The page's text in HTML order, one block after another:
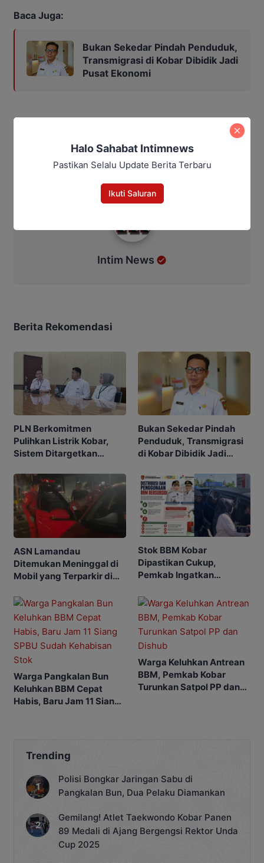
Baca Juga:
Bukan Sekedar Pindah Penduduk,
Transmigrasi di Kobar Dibidik Jadi
Pusat Ekonomi
Intim News
Berita Rekomendasi
PLN Berkomitmen
Pulihkan Listrik Kobar,
Sistem Ditargetkan
Bukan Sekedar Pindah
Penduduk, Transmigrasi
di Kobar Dibidik Jadi
ASN Lamandau
Ditemukan Meninggal di
Mobil yang Terparkir di
Stok BBM Kobar
Dipastikan Cukup,
Pemkab Ingatkan
Penyalahgunaan
Warga Pangkalan Bun
Keluhkan BBM Cepat
Habis, Baru Jam 11 Siang
Warga Keluhkan Antrean
BBM, Pemkab Kobar
Turunkan Satpol PP dan
Trending
Polisi Bongkar Jaringan Sabu di
Pangkalan Bun, Dua Pelaku Diamankan
Gemilang! Atlet Taekwondo Kobar Panen
89 Medali di Ajang Bergengsi Rektor Unda
Cup 2025
Halo Sahabat Intimnews
Pastikan Selalu Update Berita Terbaru
Ikuti Saluran